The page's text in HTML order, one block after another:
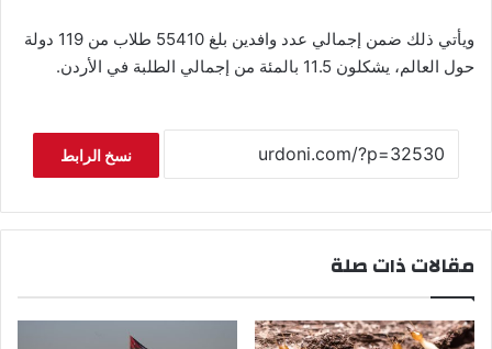
ويأتي ذلك ضمن إجمالي عدد وافدين بلغ 55410 طلاب من 119 دولة
حول العالم، يشكلون 11.5 بالمئة من إجمالي الطلبة في الأردن.
نسخ الرابط
مقالات ذات صلة